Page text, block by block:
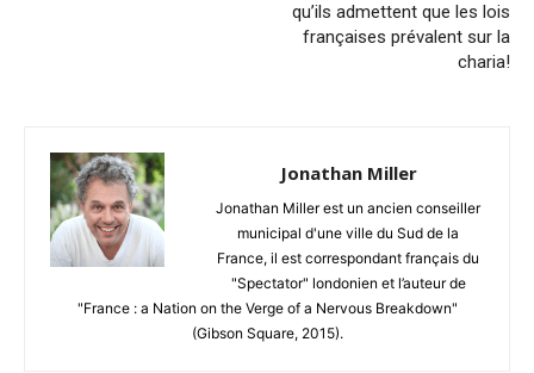
qu’ils admettent que les lois
françaises prévalent sur la
charia!
Jonathan Miller
Jonathan Miller est un ancien conseiller
municipal d'une ville du Sud de la
France, il est correspondant français du
"Spectator" londonien et l’auteur de
"France : a Nation on the Verge of a Nervous Breakdown"
(Gibson Square, 2015).